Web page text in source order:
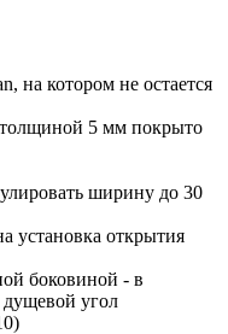
на котором не остается
толщиной 5 мм покрыто
ширину до 30
установка открытия
боковиной - в
дущевой угол